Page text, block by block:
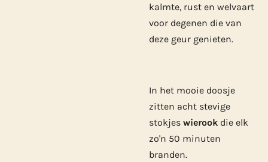
kalmte, rust en welvaart
voor degenen die van
deze geur genieten.
In het mooie doosje
zitten acht stevige
stokjes wierook die elk
zo'n 50 minuten
branden.